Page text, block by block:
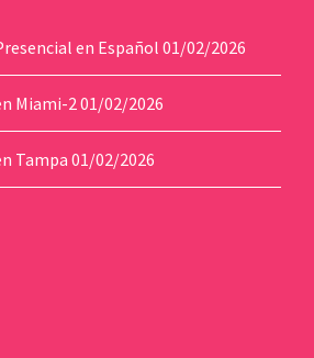
en Español 01/02/2026
Miami-2 01/02/2026
Tampa 01/02/2026